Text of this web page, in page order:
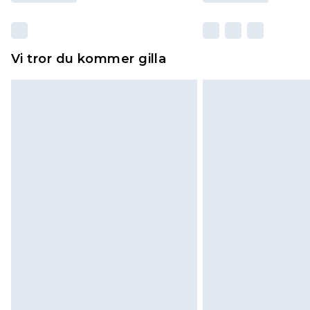
Vi tror du kommer gilla